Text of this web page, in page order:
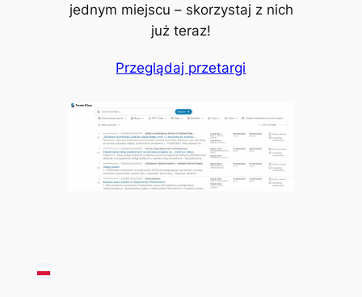
jednym miejscu – skorzystaj z nich
już teraz!
Przeglądaj przetargi